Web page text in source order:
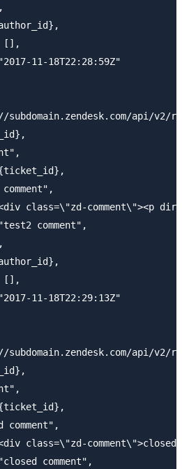
[],
11-18T22:28:59Z"
subdomain.zendesk.com/api/v2/
class=\"zd-comment\"><p
comment",
[],
11-18T22:29:13Z"
subdomain.zendesk.com/api/v2/
comment",
class=\"zd-comment\">closed
comment",